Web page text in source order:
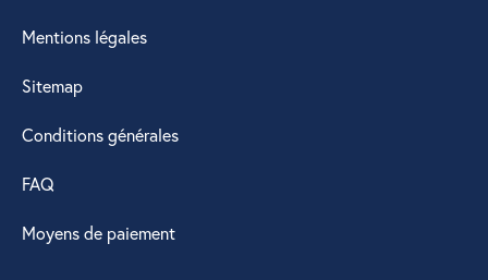
Mentions légales
Sitemap
Conditions générales
FAQ
Moyens de paiement